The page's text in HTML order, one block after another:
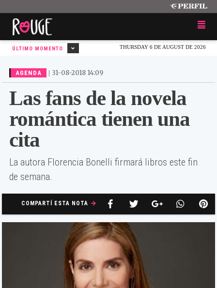
THURSDAY 6 DE AUGUST DE 2026
ÚLTIMO MOMENTO
AGENDA | 31-08-2018 14:09
Las fans de la novela
romántica tienen una
cita
La autora Florencia Bonelli firmará libros este fin
de semana.
COMPARTÍ ESTA NOTA